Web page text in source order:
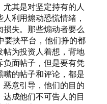
其是对坚定持有的人
利用煽动恐慌情绪，
失。那些煽动者要么
要挟平台，他们挣的都
为投资人着想，背地
面帖子，但是要有凭
的帖子和评论，都是
意引导，他们的目的
成他们不可告人的目